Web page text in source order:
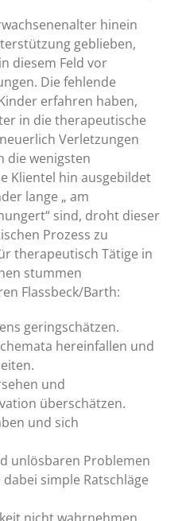
hinein
geblieben,
diesem Feld vor
Die fehlende
erfahren haben,
in die therapeutische
Verletzungen
die wenigsten
Klientel hin ausgebildet
lange „ am
sind, droht dieser
Prozess zu
therapeutisch Tätige in
stummen
Flassbeck/Barth:
geringschätzen.
hereinfallen und
und
überschätzen.
und sich
unlösbaren Problemen
simple Ratschläge